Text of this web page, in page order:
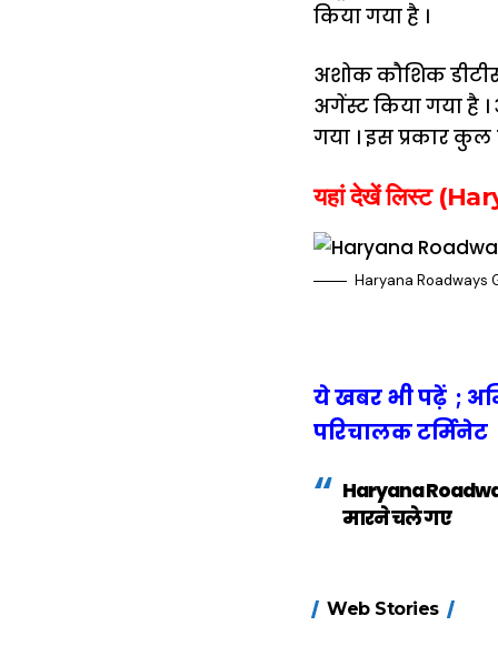
किया गया है ।
अशोक कौशिक
अगेंस्ट किया गया है
गया । इस प्रकार
यहां देखें लिस्ट
Haryana Roadways
ये खबर भी पढ़ें ;
परिचालक टर्मिनेट
Haryana
मारने चले गए
Web Stories
होंगे FASTag के